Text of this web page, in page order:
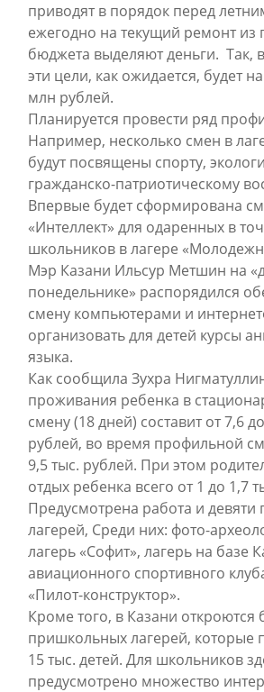
приводят в порядок перед
ежегодно на текущий ремонт из
бюджета выделяют деньги. Так,
эти цели, как ожидается, будет
млн рублей.
Планируется провести ряд
Например, несколько смен в
будут посвящены спорту,
гражданско-патриотическому
Впервые будет сформирована
«Интеллект» для одаренных в
школьников в лагере
Мэр Казани Ильсур Метшин на
понедельнике» распорядился
смену компьютерами и
организовать для детей курсы
языка.
Как сообщила Зухра
проживания ребенка в
смену (18 дней) составит от 7,6
рублей, во время профильной
9,5 тыс. рублей. При этом
отдых ребенка всего от 1 до 1,7
Предусмотрена работа и девяти
лагерей, Среди них: фото-
лагерь «Софит», лагерь на базе
авиационного спортивного
«Пилот-конструктор».
Кроме того, в Казани откроются
пришкольных лагерей, которые
15 тыс. детей. Для школьников
предусмотрено множество